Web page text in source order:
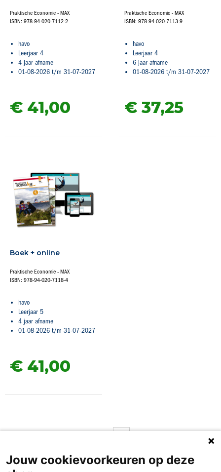
Praktische Economie - MAX
ISBN: 978-94-020-7112-2
havo
Leerjaar 4
4 jaar afname
01-08-2026 t/m 31-07-2027
€ 41,00
Praktische Economie - MAX
ISBN: 978-94-020-7113-9
havo
Leerjaar 4
6 jaar afname
01-08-2026 t/m 31-07-2027
€ 37,25
Boek + online
Praktische Economie - MAX
ISBN: 978-94-020-7118-4
havo
Leerjaar 5
4 jaar afname
01-08-2026 t/m 31-07-2027
€ 41,00
Pagina
Jouw cookievoorkeuren op deze